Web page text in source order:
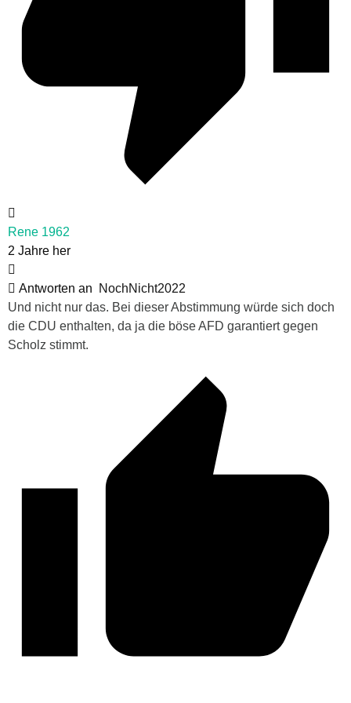
Rene 1962
2 Jahre her
Antworten an
NochNicht2022
Und nicht nur das. Bei dieser Abstimmung würde sich doch
die CDU enthalten, da ja die böse AFD garantiert gegen
Scholz stimmt.